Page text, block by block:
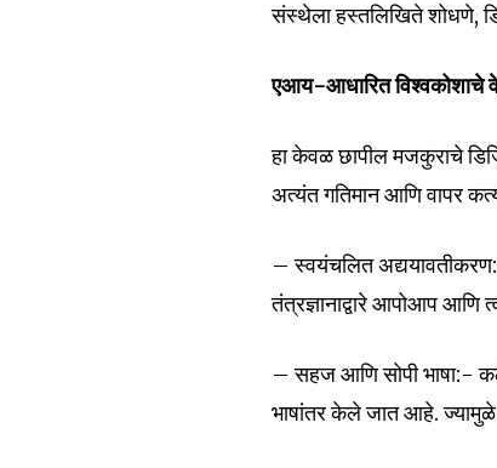
Join our
To subscribe, simply enter
the subscribe button
संस्थेला हस्तलिखिते शोधणे,
एआय-आधारित विश्वकोशाचे
हा केवळ छापील मजकुराचे
अत्यंत गतिमान आणि वापर
– स्वयंचलित
तंत्रज्ञानाद्वारे आपोआप आणि
– सहज आणि सोपी भाषा:-
भाषांतर केले जात आहे. ज्यामुळे